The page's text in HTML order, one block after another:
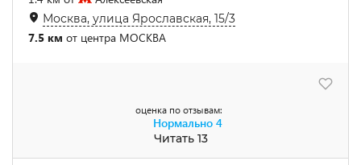
Москва, улица Ярославская, 15/3
7.5 км от центра МОСКВА
оценка по отзывам:
Нормально 4
Читать 13